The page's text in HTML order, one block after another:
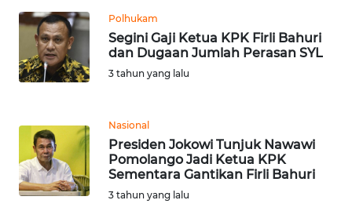
Polhukam
Segini Gaji Ketua KPK Firli Bahuri
dan Dugaan Jumlah Perasan SYL
3 tahun yang lalu
Nasional
Presiden Jokowi Tunjuk Nawawi
Pomolango Jadi Ketua KPK
Sementara Gantikan Firli Bahuri
3 tahun yang lalu
WN
GORONTALO
SULUT
WN
MALUKU